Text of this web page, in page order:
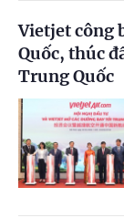
Vietjet công
Quốc, thúc
Trung Quốc